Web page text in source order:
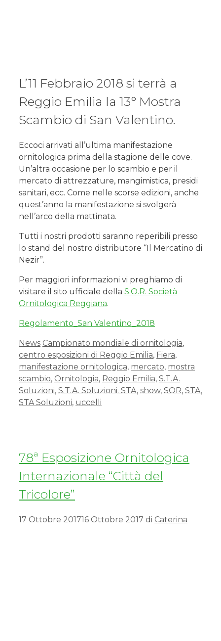
L’11 Febbraio 2018 si terrà a
Reggio Emilia la 13° Mostra
Scambio di San Valentino.
Eccoci arrivati all’ultima manifestazione
ornitologica prima della stagione delle cove.
Un’altra occasione per lo scambio e per il
mercato di attrezzature, mangimistica, presidi
sanitari, ecc. Come nelle scorse edizioni, anche
quest’anno la manifestazione si svolgerà
nell’arco della mattinata.
Tutti i nostri prodotti saranno reperibili presso
lo stand del nostro distributore “Il Mercatino di
Nezir”.
Per maggiori informazioni vi preghiamo di
visitare il sito ufficiale della S.O.R. Società
Ornitologica Reggiana.
Regolamento_San Valentino_2018
News Campionato mondiale di ornitologia,
centro esposizioni di Reggio Emilia, Fiera,
manifestazione ornitologica, mercato, mostra
scambio, Ornitologia, Reggio Emilia, S.T.A.
Soluzioni, S.T.A. Soluzioni. STA, show, SOR, STA,
STA Soluzioni, uccelli
78ª Esposizione Ornitologica
Internazionale “Città del
Tricolore”
17 Ottobre 201716 Ottobre 2017 di Caterina